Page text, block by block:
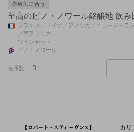
赤身魚に合う
至高のピノ・ノワール銘醸地 飲み
フランス／ドイツ／アメリカ／ニュージーラ
／南アフリカ
ワインセット
ピノ・ノワール
在庫数： 3
カリ